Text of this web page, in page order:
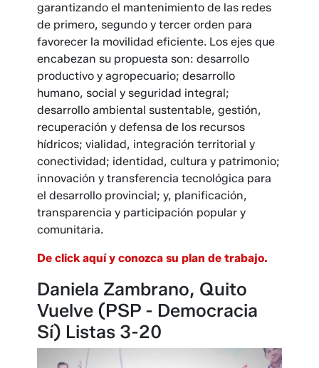
garantizando el mantenimiento de las redes
de primero, segundo y tercer orden para
favorecer la movilidad eficiente. Los ejes que
encabezan su propuesta son: desarrollo
productivo y agropecuario; desarrollo
humano, social y seguridad integral;
desarrollo ambiental sustentable, gestión,
recuperación y defensa de los recursos
hídricos; vialidad, integración territorial y
conectividad; identidad, cultura y patrimonio;
innovación y transferencia tecnológica para
el desarrollo provincial; y, planificación,
transparencia y participación popular y
comunitaria.
De click aquí y conozca su plan de trabajo.
Daniela Zambrano, Quito
Vuelve (PSP - Democracia
Sí) Listas 3-20